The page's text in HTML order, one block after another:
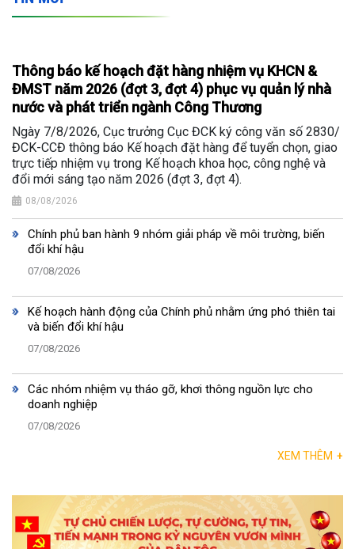
Thông báo kế hoạch đặt hàng nhiệm vụ KHCN &
ĐMST năm 2026 (đợt 3, đợt 4) phục vụ quản lý nhà
nước và phát triển ngành Công Thương
Ngày 7/8/2026, Cục trưởng Cục ĐCK ký công văn số 2830/
ĐCK-CCĐ thông báo Kế hoạch đặt hàng để tuyển chọn, giao
trực tiếp nhiệm vụ trong Kế hoạch khoa học, công nghệ và
đổi mới sáng tạo năm 2026 (đợt 3, đợt 4).
08/08/2026
Chính phủ ban hành 9 nhóm giải pháp về môi trường, biến
đổi khí hậu
07/08/2026
Kế hoạch hành động của Chính phủ nhằm ứng phó thiên tai
và biến đổi khí hậu
07/08/2026
Các nhóm nhiệm vụ tháo gỡ, khơi thông nguồn lực cho
doanh nghiệp
07/08/2026
XEM THÊM +